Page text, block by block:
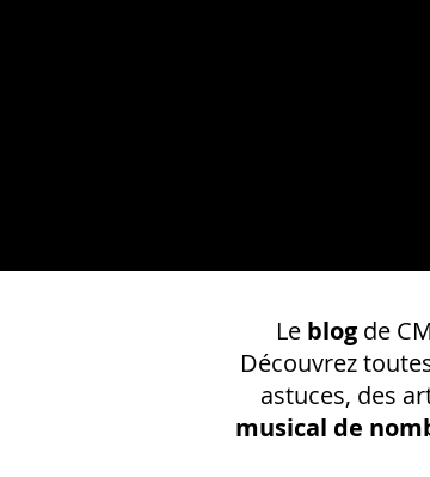
Le blog de
Découvrez
astuces, des
musical de